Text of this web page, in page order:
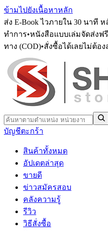
ข้ามไปยังเนื้อหาหลัก
ส่ง E-Book ไวภายใน 30 นาที
ทำการ•หนังสือแบบเล่มจัดส่งฟ
ทาง (COD)•สั่งซื้อได้เลยไม่ต้อ
บัญชีตะกร้า
สินค้าทั้งหมด
อัปเดตล่าสุด
ขายดี
ข่าวสมัครสอบ
คลังความรู้
รีวิว
วิธีสั่งซื้อ